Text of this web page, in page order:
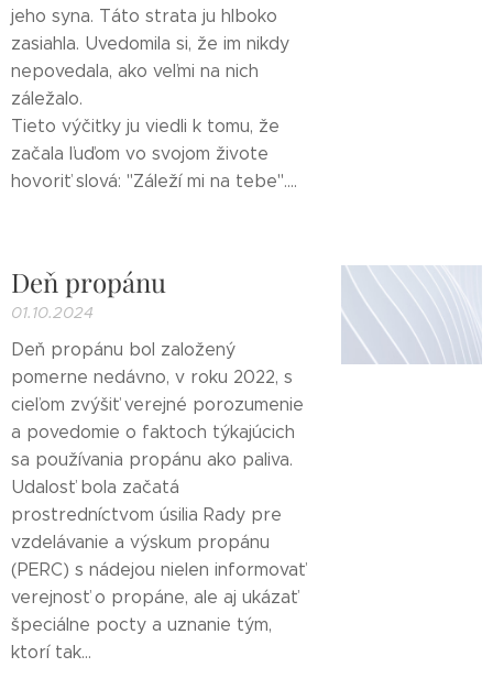
jeho syna. Táto strata ju hlboko
zasiahla. Uvedomila si, že im nikdy
nepovedala, ako veľmi na nich
záležalo.
Tieto výčitky ju viedli k tomu, že
začala ľuďom vo svojom živote
hovoriť slová: "Záleží mi na tebe"....
Deň propánu
01.10.2024
Deň propánu bol založený
pomerne nedávno, v roku 2022, s
cieľom zvýšiť verejné porozumenie
a povedomie o faktoch týkajúcich
sa používania propánu ako paliva.
Udalosť bola začatá
prostredníctvom úsilia Rady pre
vzdelávanie a výskum propánu
(PERC) s nádejou nielen informovať
verejnosť o propáne, ale aj ukázať
špeciálne pocty a uznanie tým,
ktorí tak...